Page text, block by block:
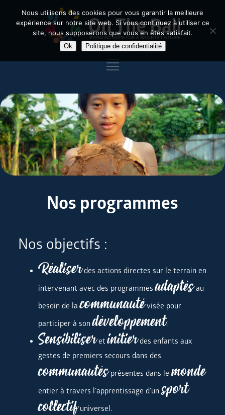
Nos programmes
Nos objectifs :
Réaliserdes actions directes sur le terrain en
intervenant avec des programmesadaptésau
besoin de lacommunautévisée pour
participer à sondéveloppement.
Sensibiliseretinitierdes enfants aux
gestes de premiers secours dans des
communautésprésentes dans le monde
entier à travers l’apprentissage d’unsport
collectifuniversel.
Nous utilisons des cookies pour vous garantir la meilleure
expérience sur notre site web. Si vous continuez à utiliser ce
site, nous supposerons que vous en êtes satisfait.
Ok Politique de confidentialité